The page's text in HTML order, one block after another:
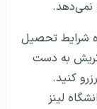
نمی‌دهد.
شرایط تحصیل
به دست
رزرو کنید.
لینز